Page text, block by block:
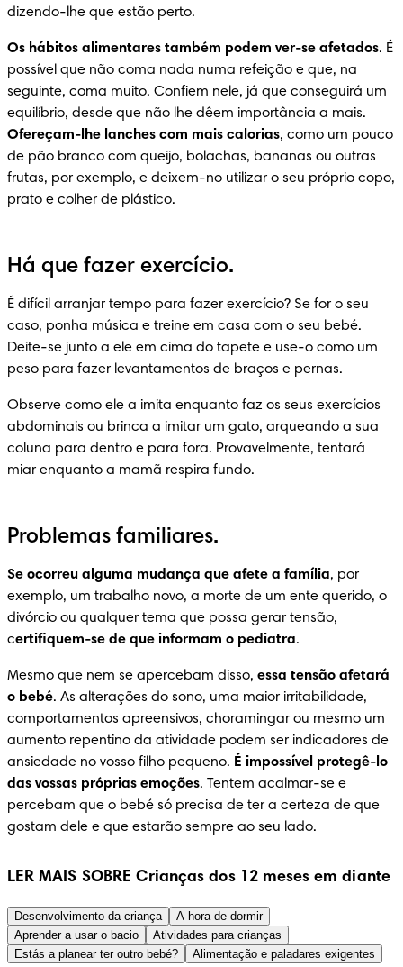
dizendo-lhe que estão perto.
Os hábitos alimentares também podem ver-se afetados. É
possível que não coma nada numa refeição e que, na
seguinte, coma muito. Confiem nele, já que conseguirá um
Ofereçam-lhe lanches com mais calorias, como um pouco
de pão branco com queijo, bolachas, bananas ou outras
frutas, por exemplo, e deixem-no utilizar o seu próprio copo,
prato e colher de plástico.
Há que fazer exercício.
É difícil arranjar tempo para fazer exercício? Se for o seu
caso, ponha música e treine em casa com o seu bebé.
Deite-se junto a ele em cima do tapete e use-o como um
peso para fazer levantamentos de braços e pernas.
Observe como ele a imita enquanto faz os seus exercícios
abdominais ou brinca a imitar um gato, arqueando a sua
coluna para dentro e para fora. Provavelmente, tentará
miar enquanto a mamã respira fundo.
Problemas familiares.
Se ocorreu alguma mudança que afete a família, por
exemplo, um trabalho novo, a morte de um ente querido, o
divórcio ou qualquer tema que possa gerar tensão,
certifiquem-se de que informam o pediatra.
Mesmo que nem se apercebam disso, essa tensão afetará
o bebé. As alterações do sono, uma maior irritabilidade,
comportamentos apreensivos, choramingar ou mesmo um
aumento repentino da atividade podem ser indicadores de
ansiedade no vosso filho pequeno. É impossível protegê-lo
das vossas próprias emoções. Tentem acalmar-se e
percebam que o bebé só precisa de ter a certeza de que
gostam dele e que estarão sempre ao seu lado.
LER MAIS SOBRE Crianças dos 12 meses em diante
Desenvolvimento da criança
A hora de dormir
Aprender a usar o bacio
Atividades para crianças
Estás a planear ter outro bebé?
Alimentação e paladares exigentes